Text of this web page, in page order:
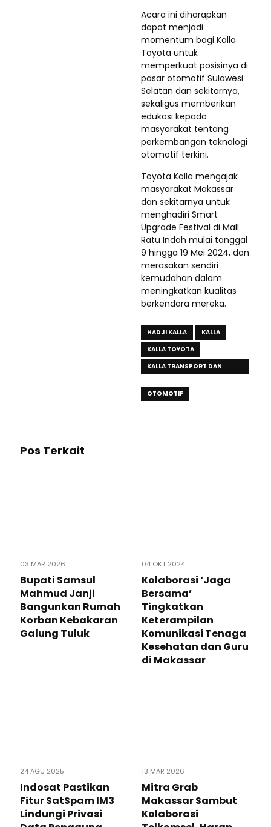
Acara ini diharapkan
dapat menjadi
momentum bagi Kalla
Toyota untuk
memperkuat posisinya di
pasar otomotif Sulawesi
Selatan dan sekitarnya,
sekaligus memberikan
edukasi kepada
masyarakat tentang
perkembangan teknologi
otomotif terkini.
Toyota Kalla mengajak
masyarakat Makassar
dan sekitarnya untuk
menghadiri Smart
Upgrade Festival di Mall
Ratu Indah mulai tanggal
9 hingga 19 Mei 2024, dan
merasakan sendiri
kemudahan dalam
meningkatkan kualitas
berkendara mereka.
HADJI KALLA
KALLA
KALLA TOYOTA
KALLA TRANSPORT DAN
OTOMOTIF
Pos Terkait
03 MAR 2026
Bupati Samsul
Mahmud Janji
Bangunkan Rumah
Korban Kebakaran
Galung Tuluk
04 OKT 2024
Kolaborasi ‘Jaga
Bersama’
Tingkatkan
Keterampilan
Komunikasi Tenaga
Kesehatan dan Guru
di Makassar
24 AGU 2025
Indosat Pastikan
Fitur SatSpam IM3
Lindungi Privasi
13 MAR 2026
Mitra Grab
Makassar Sambut
Kolaborasi